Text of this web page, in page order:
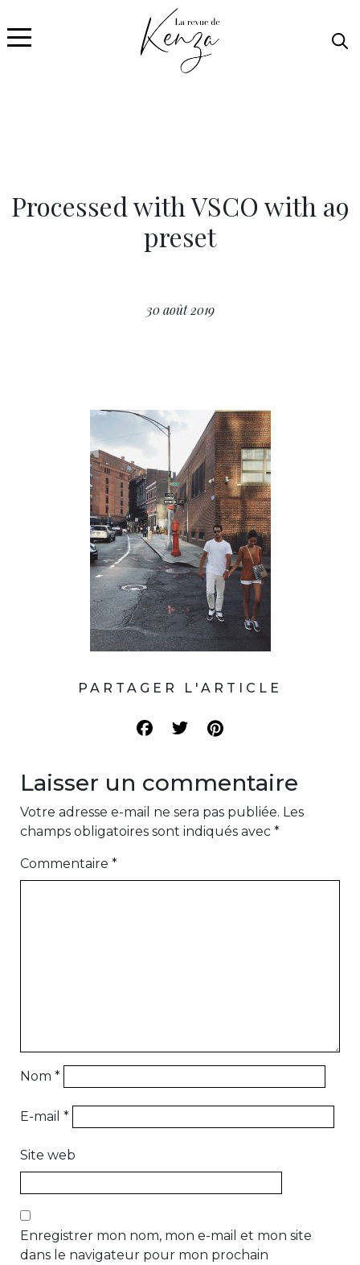
Processed with VSCO with a9
preset
30 août 2019
PARTAGER L'ARTICLE
Laisser un commentaire
Votre adresse e-mail ne sera pas publiée. Les
champs obligatoires sont indiqués avec *
Commentaire *
Nom *
E-mail *
Site web
Enregistrer mon nom, mon e-mail et mon site
dans le navigateur pour mon prochain